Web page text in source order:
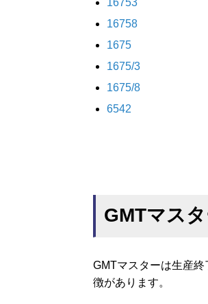
16758
1675
1675/3
1675/8
6542
GMTマス
GMTマスターは生産
徴があります。